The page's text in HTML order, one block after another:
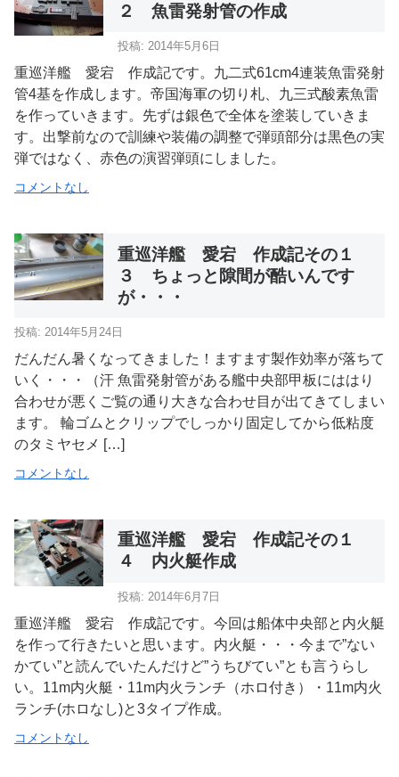
２ 魚雷発射管の作成
投稿: 2014年5月6日
重巡洋艦 愛宕 作成記です。九二式61cm4連装魚雷発射
管4基を作成します。帝国海軍の切り札、九三式酸素魚雷
を作っていきます。先ずは銀色で全体を塗装していきま
す。出撃前なので訓練や装備の調整で弾頭部分は黒色の実
弾ではなく、赤色の演習弾頭にしました。
コメントなし
重巡洋艦 愛宕 作成記その１
３ ちょっと隙間が酷いんです
が・・・
投稿: 2014年5月24日
だんだん暑くなってきました！ますます製作効率が落ちて
いく・・・（汗 魚雷発射管がある艦中央部甲板にははり
合わせが悪くご覧の通り大きな合わせ目が出てきてしまい
ます。 輪ゴムとクリップでしっかり固定してから低粘度
のタミヤセメ […]
コメントなし
重巡洋艦 愛宕 作成記その１
４ 内火艇作成
投稿: 2014年6月7日
重巡洋艦 愛宕 作成記です。今回は船体中央部と内火艇
を作って行きたいと思います。内火艇・・・今まで”ない
かてい”と読んでいたんだけど”うちびてい”とも言うらし
い。11m内火艇・11m内火ランチ（ホロ付き）・11m内火
ランチ(ホロなし)と3タイプ作成。
コメントなし